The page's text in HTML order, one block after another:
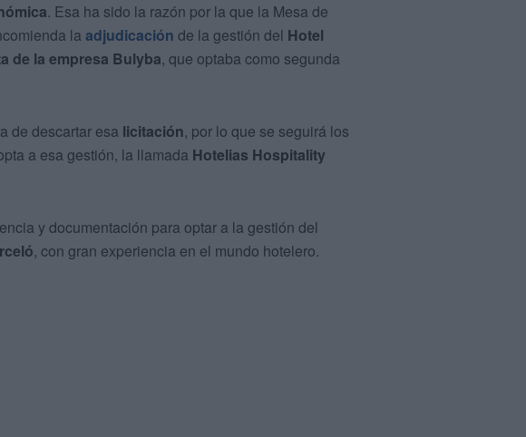
. Esa ha sido la razón por la que la Mesa de
la adjudicación de la gestión del Hotel
de la empresa Bulyba, que optaba como segunda
de descartar esa licitación, por lo que se seguirá los
a esa gestión, la llamada Hotelias Hospitality
y documentación para optar a la gestión del
, con gran experiencia en el mundo hotelero.